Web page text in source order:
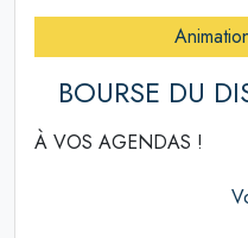
BOURSE DU
À VOS AGENDAS !